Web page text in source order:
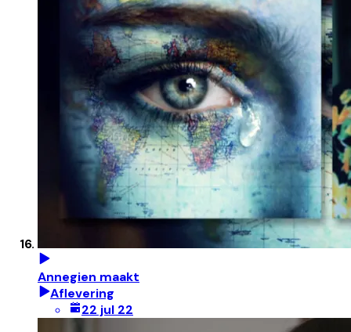
Annegien maakt
Aflevering
22 jul 22